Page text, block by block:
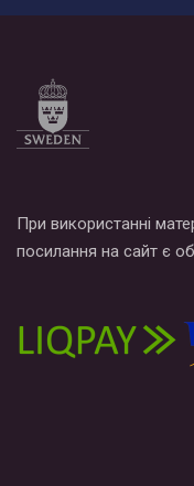
При використанні
посилання на сайт є